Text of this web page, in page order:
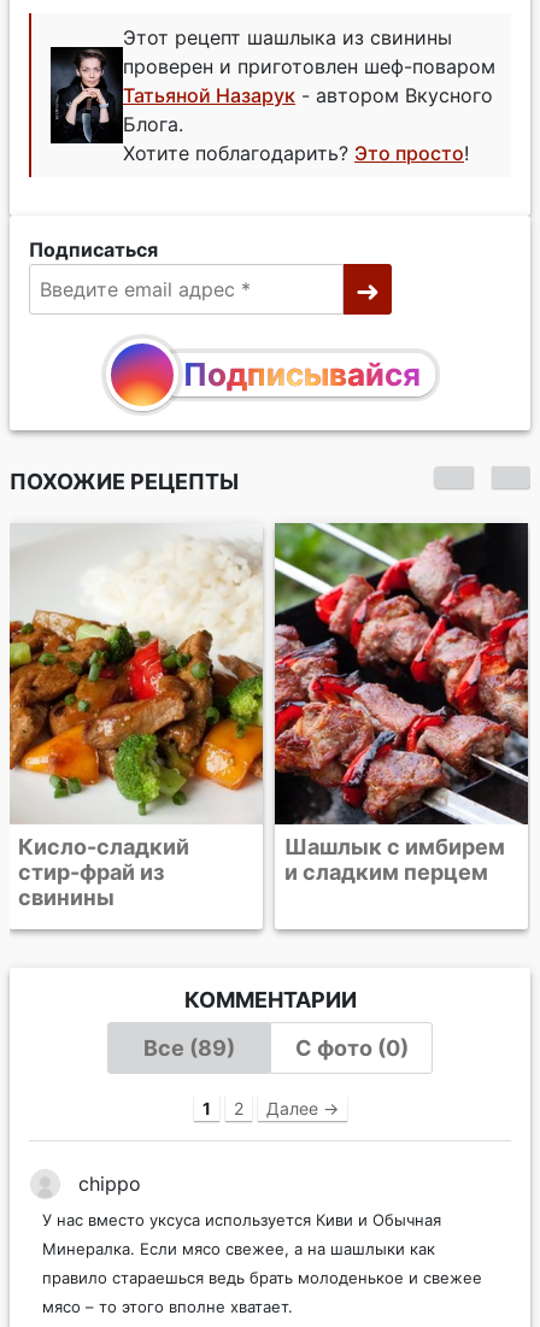
Этот рецепт шашлыка из свинины
проверен и приготовлен шеф-поваром
Татьяной Назарук - автором Вкусного
Блога.
Хотите поблагодарить? Это просто!
Подписаться
Подписывайся
ПОХОЖИЕ РЕЦЕПТЫ
Кисло-сладкий
стир-фрай из
свинины
Шашлык с имбирем
и сладким перцем
КОММЕНТАРИИ
Все (89)
С фото (0)
1 2 Далее →
chippo
У нас вместо уксуса используется Киви и Обычная
Минералка. Если мясо свежее, а на шашлыки как
правило стараешься ведь брать молоденькое и свежее
мясо – то этого вполне хватает.